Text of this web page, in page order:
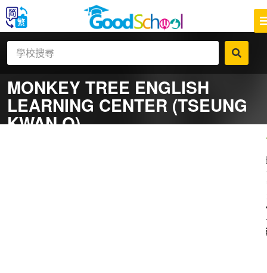
MONKEY TREE ENGLISH
LEARNING CENTER (TSEUNG
KWAN O)
社